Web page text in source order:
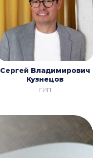
Сергей Владимирович
Кузнецов
ГИП